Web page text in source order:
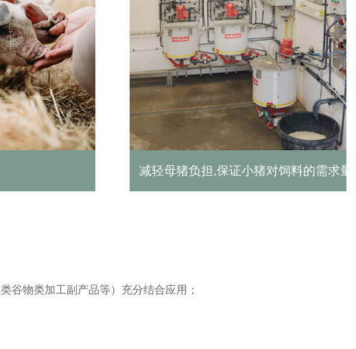
需求量 电脑、手机可远程控制，管理、监
谷物类加工副产品等）充分结合应用；